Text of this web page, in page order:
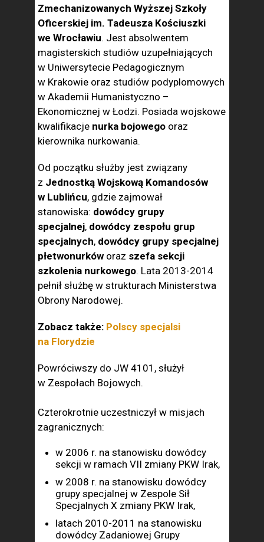
Zmechanizowanych Wyższej Szkoły
Oficerskiej im. Tadeusza Kościuszki
we Wrocławiu. Jest absolwentem
magisterskich studiów uzupełniających
w Uniwersytecie Pedagogicznym
w Krakowie oraz studiów podyplomowych
w Akademii Humanistyczno –
Ekonomicznej w Łodzi. Posiada wojskowe
kwalifikacje nurka bojowego oraz
kierownika nurkowania.
Od początku służby jest związany
z Jednostką Wojskową Komandosów
w Lublińcu, gdzie zajmował
stanowiska: dowódcy grupy
specjalnej, dowódcy zespołu grup
specjalnych, dowódcy grupy specjalnej
płetwonurków oraz szefa sekcji
szkolenia nurkowego. Lata 2013-2014
pełnił służbę w strukturach Ministerstwa
Obrony Narodowej.
Zobacz także: Polscy specjalsi
na Florydzie
Powróciwszy do JW 4101, służył
w Zespołach Bojowych.
Czterokrotnie uczestniczył w misjach
zagranicznych:
w 2006 r. na stanowisku dowódcy
sekcji w ramach VII zmiany PKW Irak,
w 2008 r. na stanowisku dowódcy
grupy specjalnej w Zespole Sił
Specjalnych X zmiany PKW Irak,
latach 2010-2011 na stanowisku
dowódcy Zadaniowej Grupy